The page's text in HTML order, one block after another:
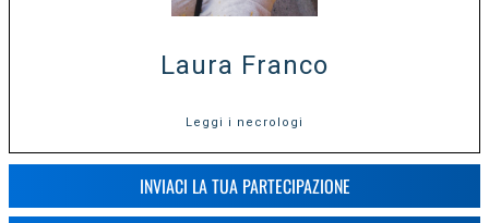
Laura Franco
Leggi i necrologi
INVIACI LA TUA PARTECIPAZIONE